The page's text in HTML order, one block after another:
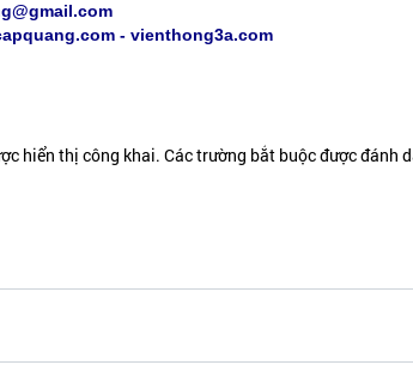
- vienthong3a.com
hiển thị công khai. Các trường bắt buộc được đánh